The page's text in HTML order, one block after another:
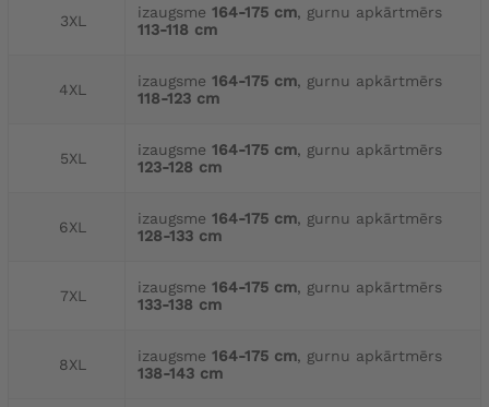
3XL izaugsme 164-175 cm, gurnu apkārtmērs
113-118 cm
4XL izaugsme 164-175 cm, gurnu apkārtmērs
118-123 cm
5XL izaugsme 164-175 cm, gurnu apkārtmērs
123-128 cm
6XL izaugsme 164-175 cm, gurnu apkārtmērs
128-133 cm
7XL izaugsme 164-175 cm, gurnu apkārtmērs
133-138 cm
8XL izaugsme 164-175 cm, gurnu apkārtmērs
138-143 cm